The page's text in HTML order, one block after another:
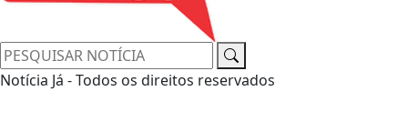
Notícia Já - Todos os direitos reservados